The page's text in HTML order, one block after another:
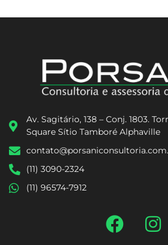
Av. Sagitário, 138 – Conj. 1803.
Square Sítio Tamboré Alphaville
(11) 3090-2324
(11) 96574-7912